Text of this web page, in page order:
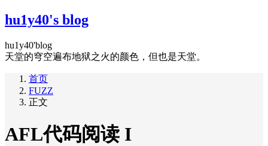
hu1y40's blog
hu1y40'blog
天堂的穹空遍布地狱之火的颜色，但也是天堂。
首页
FUZZ
正文
AFL代码阅读 I